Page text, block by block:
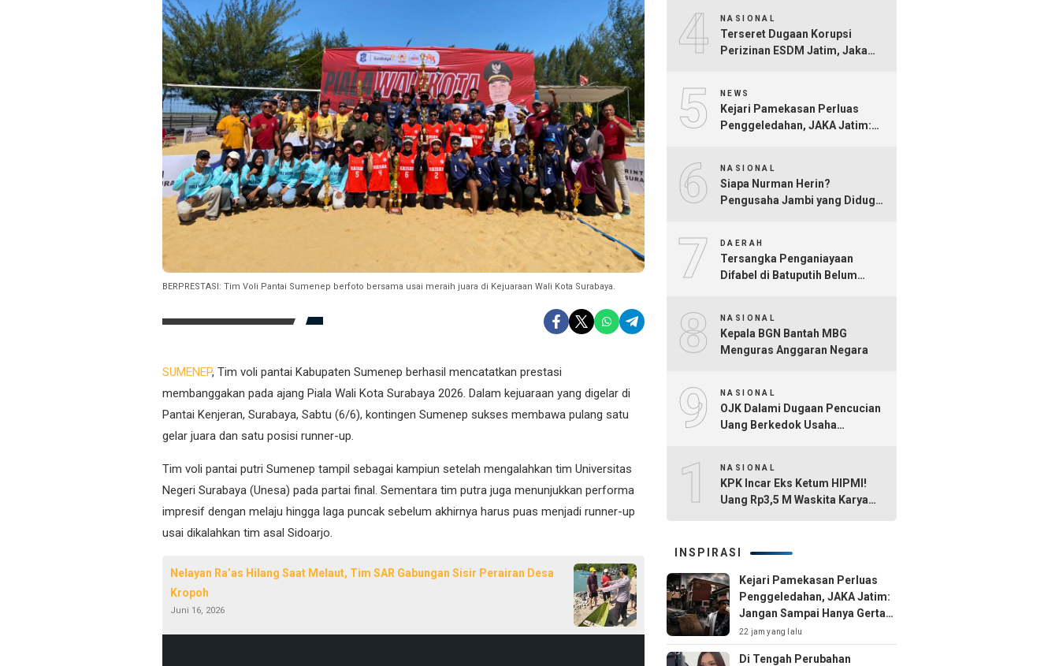
BERPRESTASI: Tim Voli Pantai Sumenep berfoto bersama usai meraih juara di Kejuaraan Wali Kota Surabaya.
SUMENEP, Tim voli pantai Kabupaten Sumenep berhasil mencatatkan prestasi
membanggakan pada ajang Piala Wali Kota Surabaya 2026. Dalam kejuaraan yang digelar di
Pantai Kenjeran, Surabaya, Sabtu (6/6), kontingen Sumenep sukses membawa pulang satu
gelar juara dan satu posisi runner-up.
Tim voli pantai putri Sumenep tampil sebagai kampiun setelah mengalahkan tim Universitas
Negeri Surabaya (Unesa) pada partai final. Sementara tim putra juga menunjukkan performa
impresif dengan melaju hingga laga puncak sebelum akhirnya harus puas menjadi runner-up
usai dikalahkan tim asal Sidoarjo.
Nelayan Ra’as Hilang Saat Melaut, Tim SAR Gabungan Sisir Perairan Desa
Kropoh
Juni 16, 2026
4 NASIONAL
Terseret Dugaan Korupsi
Perizinan ESDM Jatim, Jaka
5 NEWS
Kejari Pamekasan Perluas
Penggeledahan, JAKA Jatim:
6 NASIONAL
Siapa Nurman Herin?
Pengusaha Jambi yang Diduga
7 DAERAH
Tersangka Penganiayaan
Difabel di Batuputih Belum
8 NASIONAL
Kepala BGN Bantah MBG
Menguras Anggaran Negara
9 NASIONAL
OJK Dalami Dugaan Pencucian
Uang Berkedok Usaha
10NASIONAL
KPK Incar Eks Ketum HIPMI!
Uang Rp3,5 M Waskita Karya
INSPIRASI
Kejari Pamekasan Perluas
Penggeledahan, JAKA Jatim:
Jangan Sampai Hanya Gertak
Sambal!
22 jam yang lalu
Di Tengah Perubahan